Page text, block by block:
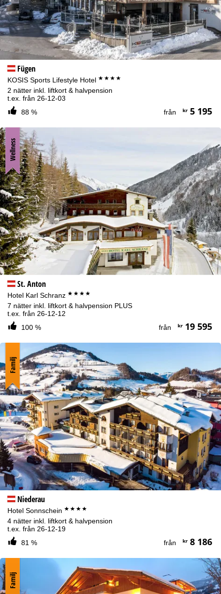
Fügen
KOSIS Sports Lifestyle Hotel ****
2 nätter inkl. liftkort & halvpension
t.ex. från 26-12-03
88 %
från kr5 195
St. Anton
Hotel Karl Schranz ****
7 nätter inkl. liftkort & halvpension PLUS
t.ex. från 26-12-12
100 %
från kr19 595
Wellness
Niederau
Hotel Sonnschein ****
4 nätter inkl. liftkort & halvpension
t.ex. från 26-12-19
81 %
från kr8 186
Familj
Familj